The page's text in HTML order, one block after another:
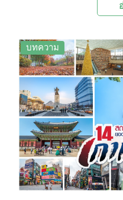
ล่งชอปปิงหรือถนนคนเ
กันไป เช่น ย่านวัยรุ่น
ย่านตลาด และย่านศิลป
รวบรวม 9 ย่าน
ความคึกคักและมีบรร
กันในบทความนี้
บทความ